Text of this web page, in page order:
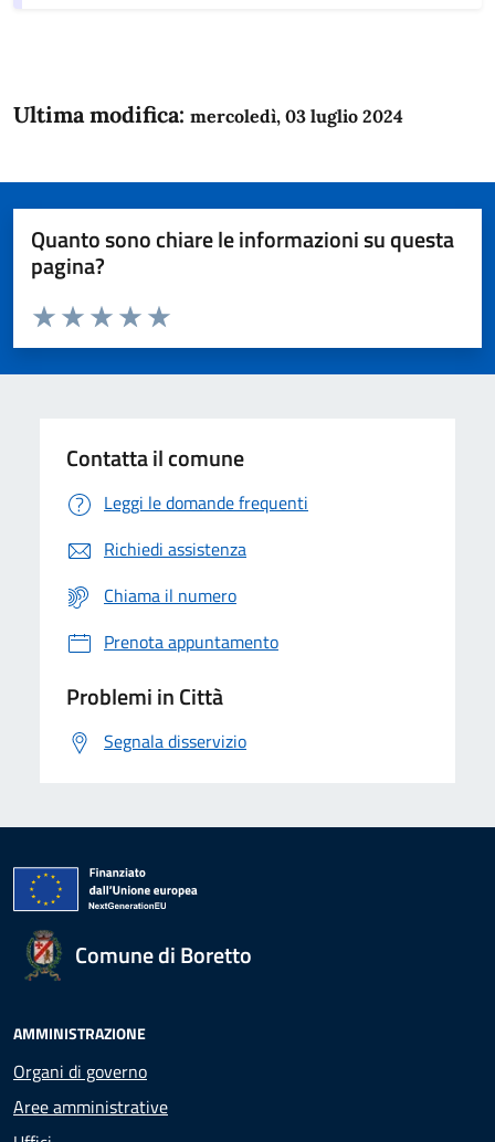
Ultima modifica: mercoledì, 03 luglio 2024
Quanto sono chiare le informazioni su questa
pagina?
Domanda
Valuta da 1 a 5 stelle la pagina
Valuta 5 stelle su 5
Valuta 4 stelle su 5
Valuta 3 stelle su 5
Valuta 2 stelle su 5
Valuta 1 stelle su 5
Contatta il comune
Leggi le domande frequenti
Richiedi assistenza
Chiama il numero
Prenota appuntamento
Problemi in Città
Segnala disservizio
Comune di Boretto
AMMINISTRAZIONE
Organi di governo
Aree amministrative